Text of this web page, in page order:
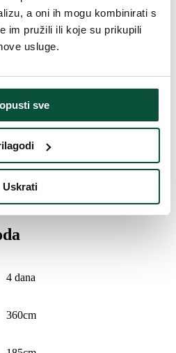
a oni ih mogu kombinirati s
im pružili ili koje su prikupili
usluge.
sve
Uskrati
snap tree
je949€
4 dana
360cm